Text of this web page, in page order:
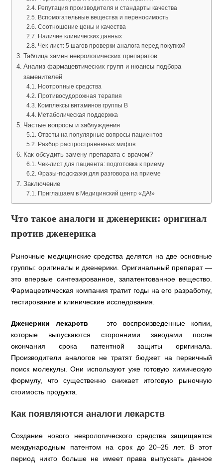
Репутация производителя и стандарты качества
Вспомогательные вещества и переносимость
Соотношение цены и качества
Наличие клинических данных
Чек-лист: 5 шагов проверки аналога перед покупкой
Таблица замен неврологических препаратов
Анализ фармацевтических групп и нюансы подбора
заменителей
Ноотропные средства
Противосудорожная терапия
Комплексы витаминов группы B
Метаболическая поддержка
Частые вопросы и заблуждения
Ответы на популярные вопросы пациентов
Разбор распространенных мифов
Как обсудить замену препарата с врачом?
Чек-лист для пациента: подготовка к приему
Фразы-подсказки для разговора на приеме
Заключение
Приглашаем в Медицинский центр «ДА!»
Что такое аналоги и дженерики: оригинал
против дженерика
Рыночные медицинские средства делятся на две основные
группы: оригиналы и дженерики. Оригинальный препарат —
это впервые синтезированное, запатентованное вещество.
Фармацевтическая компания тратит годы на его разработку,
тестирование и клинические исследования.
Дженерики лекарств — это воспроизведенные копии,
которые выпускаются сторонними заводами после
окончания срока патентной защиты оригинала.
Производители аналогов не тратят бюджет на первичный
поиск молекулы. Они используют уже готовую химическую
формулу, что существенно снижает итоговую рыночную
стоимость продукта.
Как появляются аналоги лекарств
Создание нового неврологического средства защищается
международным патентом на срок до 20–25 лет. В этот
период никто больше не имеет права выпускать данное